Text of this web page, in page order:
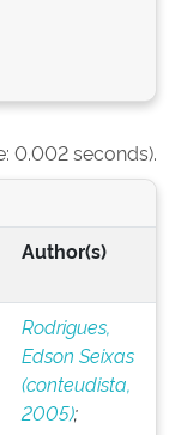
0.002 seconds).
Author(s)
Rodrigues,
Edson Seixas
(conteudista,
2005);